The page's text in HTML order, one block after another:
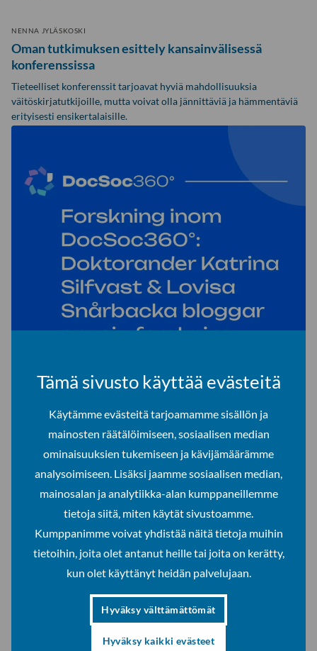
Tämä sivusto käyttää evästeitä
Käytämme evästeitä tarjoamamme sisällön ja
mainosten räätälöimiseen, sosiaalisen median
ominaisuuksien tukemiseen ja kävijämäärämme
analysoimiseen. Lisäksi jaamme sosiaalisen median,
mainosalan ja analytiikka-alan kumppaneillemme
tietoja siitä, miten käytät sivustoamme.
Kumppanimme voivat yhdistää näitä tietoja muihin
tietoihin, joita olet antanut heille tai joita on kerätty,
kun olet käyttänyt heidän palvelujaan.
Hyväksy välttämättömät
Hyväksy kaikki evästeet
NENNA JYLÄSKOSKI
Oman tutkimuksen esittely kansainvälisessä
konferenssissa
Tieteelliset konferenssit tarjoavat hyviä mahdollisuuksia
väitöskirjatutkijoille, mutta voivat olla jännittäviä ja hämmentäviä
erityisesti ensikertalaisille.
KATRINA SILFVAST, LOVISA SNÅRBACKA
Framtidstro för unga genom fritidsaktiviteter och
Ungas tro på framtiden minskar i hög grad. Hur hänger ungas fritid,